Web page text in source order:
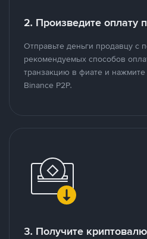
2. Произведите оплату
Отправьте деньги продавцу с
рекомендуемых способов
транзакцию в фиате и
Binance P2P.
3. Получите